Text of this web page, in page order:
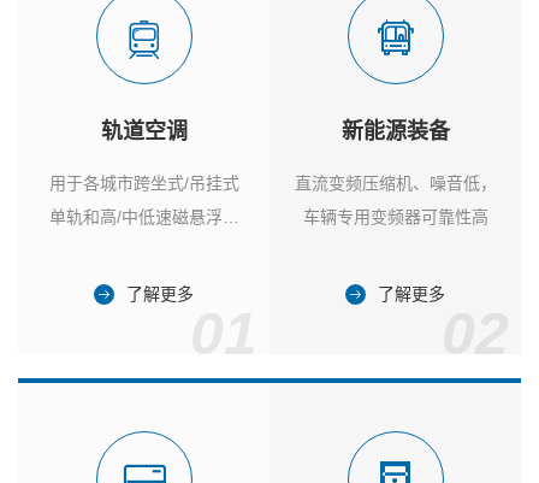
轨道空调
用于各城市跨坐式/吊挂式
单轨和高/中低速磁悬浮列
了解更多
新能源装备
直流变频压缩机、噪音低，
车辆专用变频器可靠性高
了解更多